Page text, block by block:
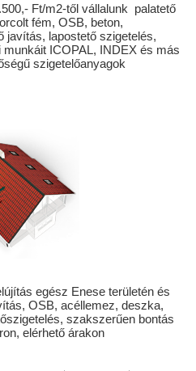
Ft/m2-től vállalunk palatető
fém, OSB, beton,
javítás, lapostető szigetelés,
ICOPAL, INDEX és más
szigetelőanyagok
egész Enese területén és
OSB, acéllemez, deszka,
szakszerűen bontás
elérhető árakon